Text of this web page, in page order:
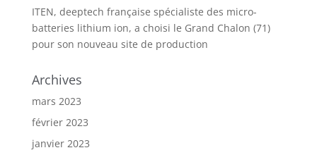
ITEN, deeptech française spécialiste des micro-
batteries lithium ion, a choisi le Grand Chalon (71)
pour son nouveau site de production
Archives
mars 2023
février 2023
janvier 2023